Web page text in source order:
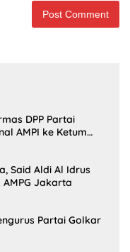
DPP Partai
AMPI ke Ketum
Said Aldi Al Idrus
Jakarta
Partai Golkar